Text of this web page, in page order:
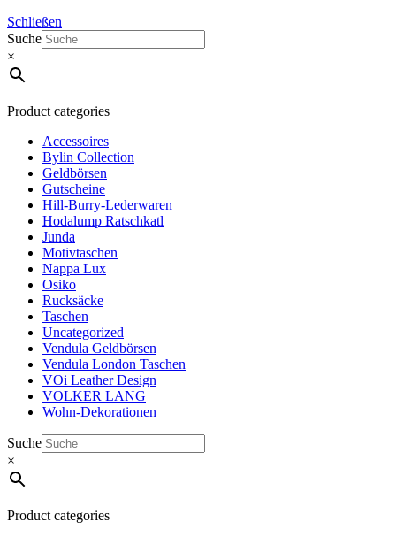
Schließen
Suche
×
Product categories
Accessoires
Bylin Collection
Geldbörsen
Gutscheine
Hill-Burry-Lederwaren
Hodalump Ratschkatl
Junda
Motivtaschen
Nappa Lux
Osiko
Rucksäcke
Taschen
Uncategorized
Vendula Geldbörsen
Vendula London Taschen
VOi Leather Design
VOLKER LANG
Wohn-Dekorationen
Suche
×
Product categories